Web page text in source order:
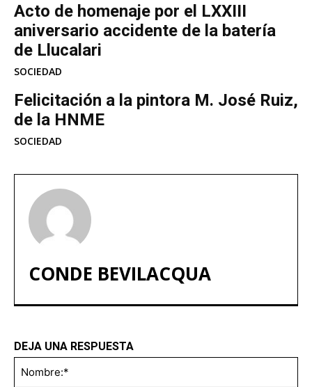
Acto de homenaje por el LXXIII
aniversario accidente de la batería
de Llucalari
SOCIEDAD
Felicitación a la pintora M. José Ruiz,
de la HNME
SOCIEDAD
CONDE BEVILACQUA
DEJA UNA RESPUESTA